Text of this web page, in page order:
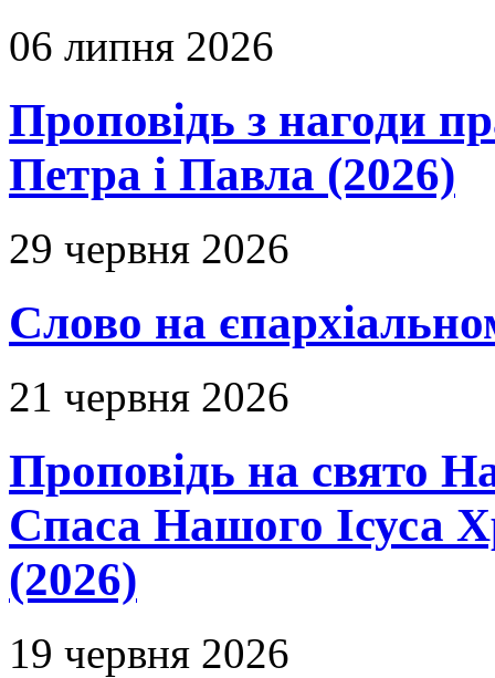
06 липня 2026
Проповідь з нагоди
Петра і Павла (2026)
29 червня 2026
Слово на
21 червня 2026
Проповідь на свято
Спаса Нашого Ісуса
(2026)
19 червня 2026